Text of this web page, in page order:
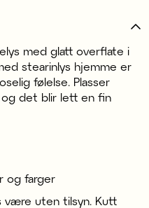
med glatt overflate i
stearinlys hjemme er
følelse. Plasser
og det blir lett en fin
og farger
være uten tilsyn. Kutt